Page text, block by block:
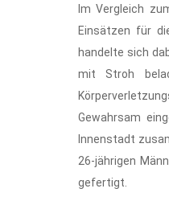
Im Vergleich
Einsätzen für
handelte sich
mit Stroh
Gewahrsam
Innenstadt
26-jährigen
gefertigt.